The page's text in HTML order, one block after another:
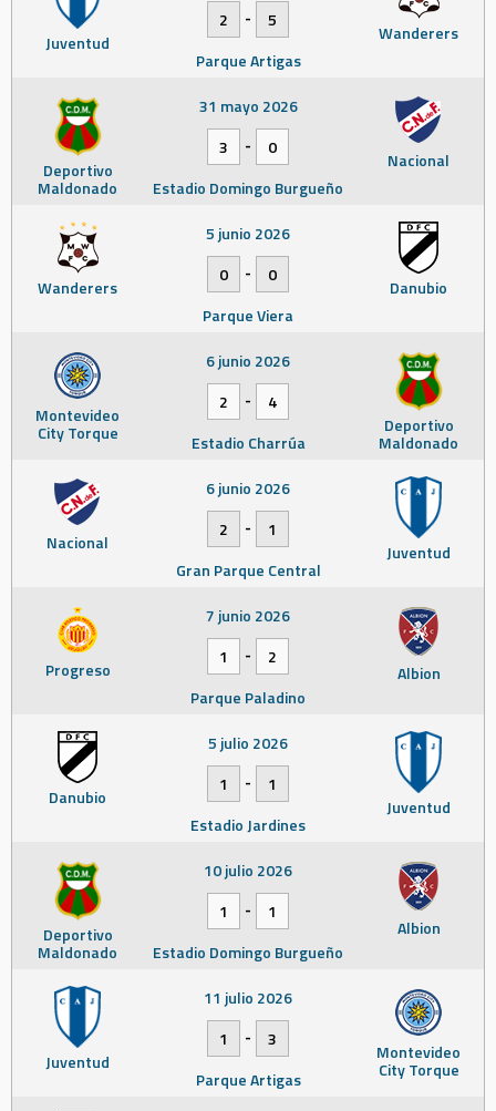
Juventud Wanderers
2
-
5
Parque Artigas
Deportivo
Maldonado
Nacional
31 mayo 2026
3
-
0
Estadio Domingo Burgueño
Wanderers Danubio
5 junio 2026
0
-
0
Parque Viera
Montevideo
City Torque Deportivo
Maldonado
6 junio 2026
2
-
4
Estadio Charrúa
Nacional Juventud
6 junio 2026
2
-
1
Gran Parque Central
Progreso Albion
7 junio 2026
1
-
2
Parque Paladino
Danubio Juventud
5 julio 2026
1
-
1
Estadio Jardines
Deportivo
Maldonado
Albion
10 julio 2026
1
-
1
Estadio Domingo Burgueño
Juventud Montevideo
City Torque
11 julio 2026
1
-
3
Parque Artigas